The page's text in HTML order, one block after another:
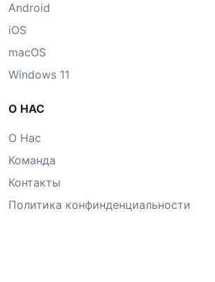
Android
iOS
macOS
Windows 11
О НАС
О Нас
Команда
Контакты
Политика конфинденциальности